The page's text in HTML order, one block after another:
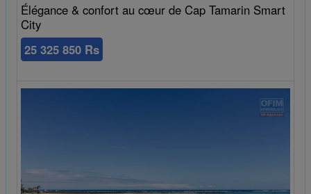
Élégance & confort au cœur de Cap Tamarin Smart
City
25 325 850 Rs